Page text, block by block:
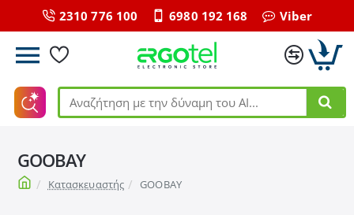
2310 776 100 6980 192 168 Viber
Αναζήτηση
δύναμη
ΑΙ...
GOOBAY
homeΚατασκευαστής GOOBAY